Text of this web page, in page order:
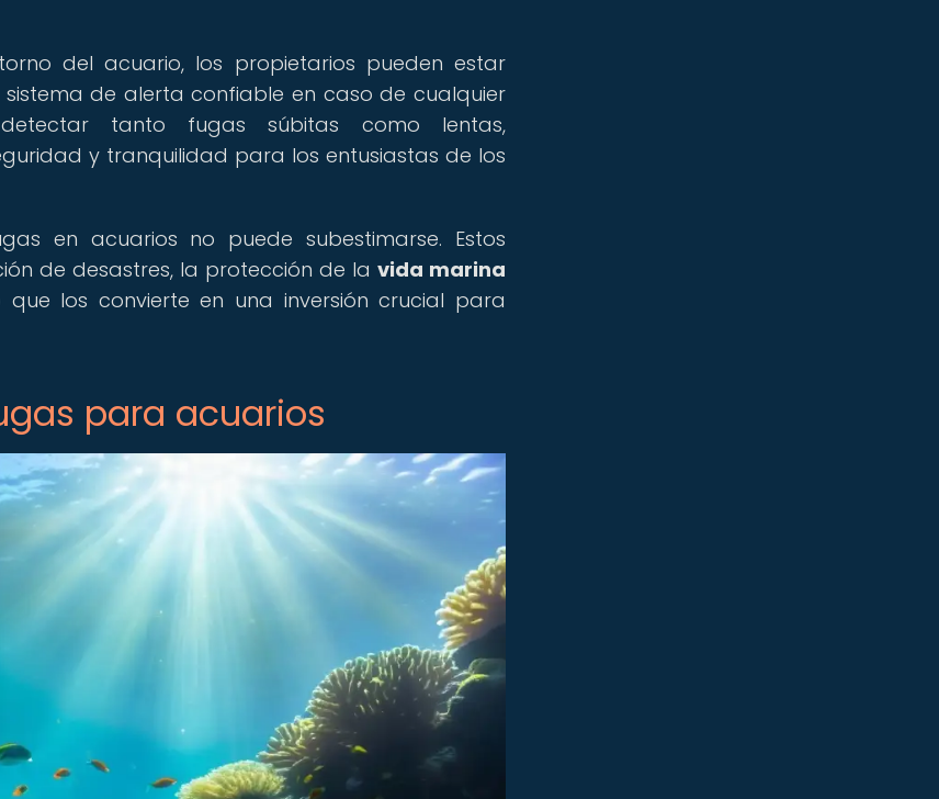
del acuario, los propietarios pueden estar
de alerta confiable en caso de cualquier
tanto fugas súbitas como lentas,
y tranquilidad para los entusiastas de los
en acuarios no puede subestimarse. Estos
de desastres, la protección de la vida marina
los convierte en una inversión crucial para
para acuarios